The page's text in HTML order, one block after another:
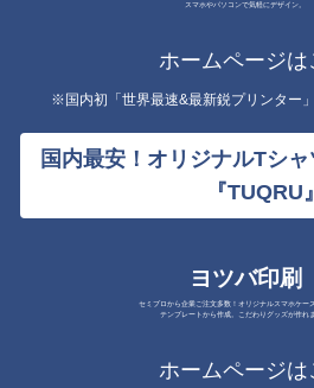
スマホやパソコンで気軽にデザイン。
ホームページは
※国内初「世界最速&最新鋭プリンター
国内最安！オリジナルTシ
『TUQRU』
ヨツバ印刷
セミプロから企業ご注文多数！オリジナルスマホケー
テンプレートから作成。こだわりグッズが作れま
ホームページは